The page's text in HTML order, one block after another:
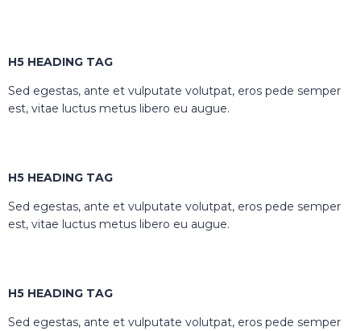
H5 HEADING TAG
Sed egestas, ante et vulputate volutpat, eros pede semper
est, vitae luctus metus libero eu augue.
H5 HEADING TAG
Sed egestas, ante et vulputate volutpat, eros pede semper
est, vitae luctus metus libero eu augue.
H5 HEADING TAG
Sed egestas, ante et vulputate volutpat, eros pede semper